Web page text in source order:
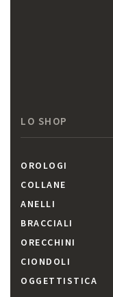
LO SHOP
OROLOGI
COLLANE
ANELLI
BRACCIALI
ORECCHINI
CIONDOLI
OGGETTISTICA